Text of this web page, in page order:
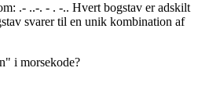
.- ..-. - . -.. Hvert bogstav er adskilt
svarer til en unik kombination af
i morsekode?